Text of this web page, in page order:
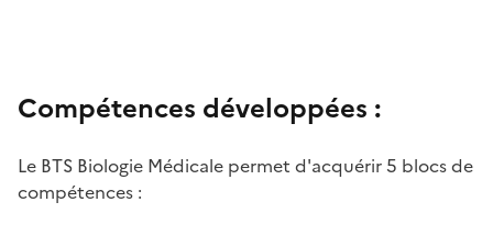
Compétences développées :
Le BTS Biologie Médicale permet d'acquérir 5 blocs de
compétences :